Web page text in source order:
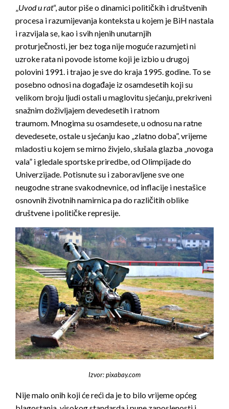
„Uvod u rat“, autor piše o dinamici političkih i društvenih
procesa i razumijevanja konteksta u kojem je BiH nastala
i razvijala se, kao i svih njenih unutarnjih
proturječnosti, jer bez toga nije moguće razumjeti ni
uzroke rata ni povode istome koji je izbio u drugoj
polovini 1991. i trajao je sve do kraja 1995. godine. To se
posebno odnosi na događaje iz osamdesetih koji su
velikom broju ljudi ostali u maglovitu sjećanju, prekriveni
snažnim doživljajem devedesetih i ratnom
traumom. Mnogima su osamdesete, u odnosu na ratne
devedesete, ostale u sjećanju kao „zlatno doba”, vrijeme
mladosti u kojem se mirno živjelo, slušala glazba „novoga
vala” i gledale sportske priredbe, od Olimpijade do
Univerzijade. Potisnute su i zaboravljene sve one
neugodne strane svakodnevnice, od inflacije i nestašice
osnovnih životnih namirnica pa do različitih oblike
društvene i političke represije.
Izvor: pixabay.com
Nije malo onih koji će reći da je to bilo vrijeme općeg